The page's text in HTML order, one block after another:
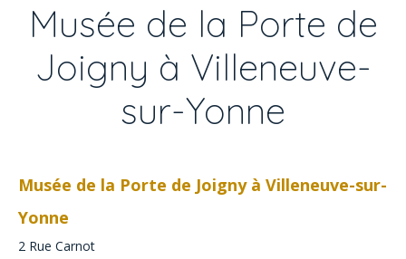
Musée de la Porte de
Joigny à Villeneuve-
sur-Yonne
Musée de la Porte de Joigny à Villeneuve-sur-
Yonne
2 Rue Carnot